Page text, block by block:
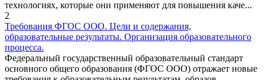
технологиях, которые они применяют для повышения каче...
2
Требования ФГОС ООО. Цели и содержания,
образовательные результаты. Организация образовательного
процесса.
Федеральный государственный образовательный стандарт
основного общего образования (ФГОС ООО) отражает новые